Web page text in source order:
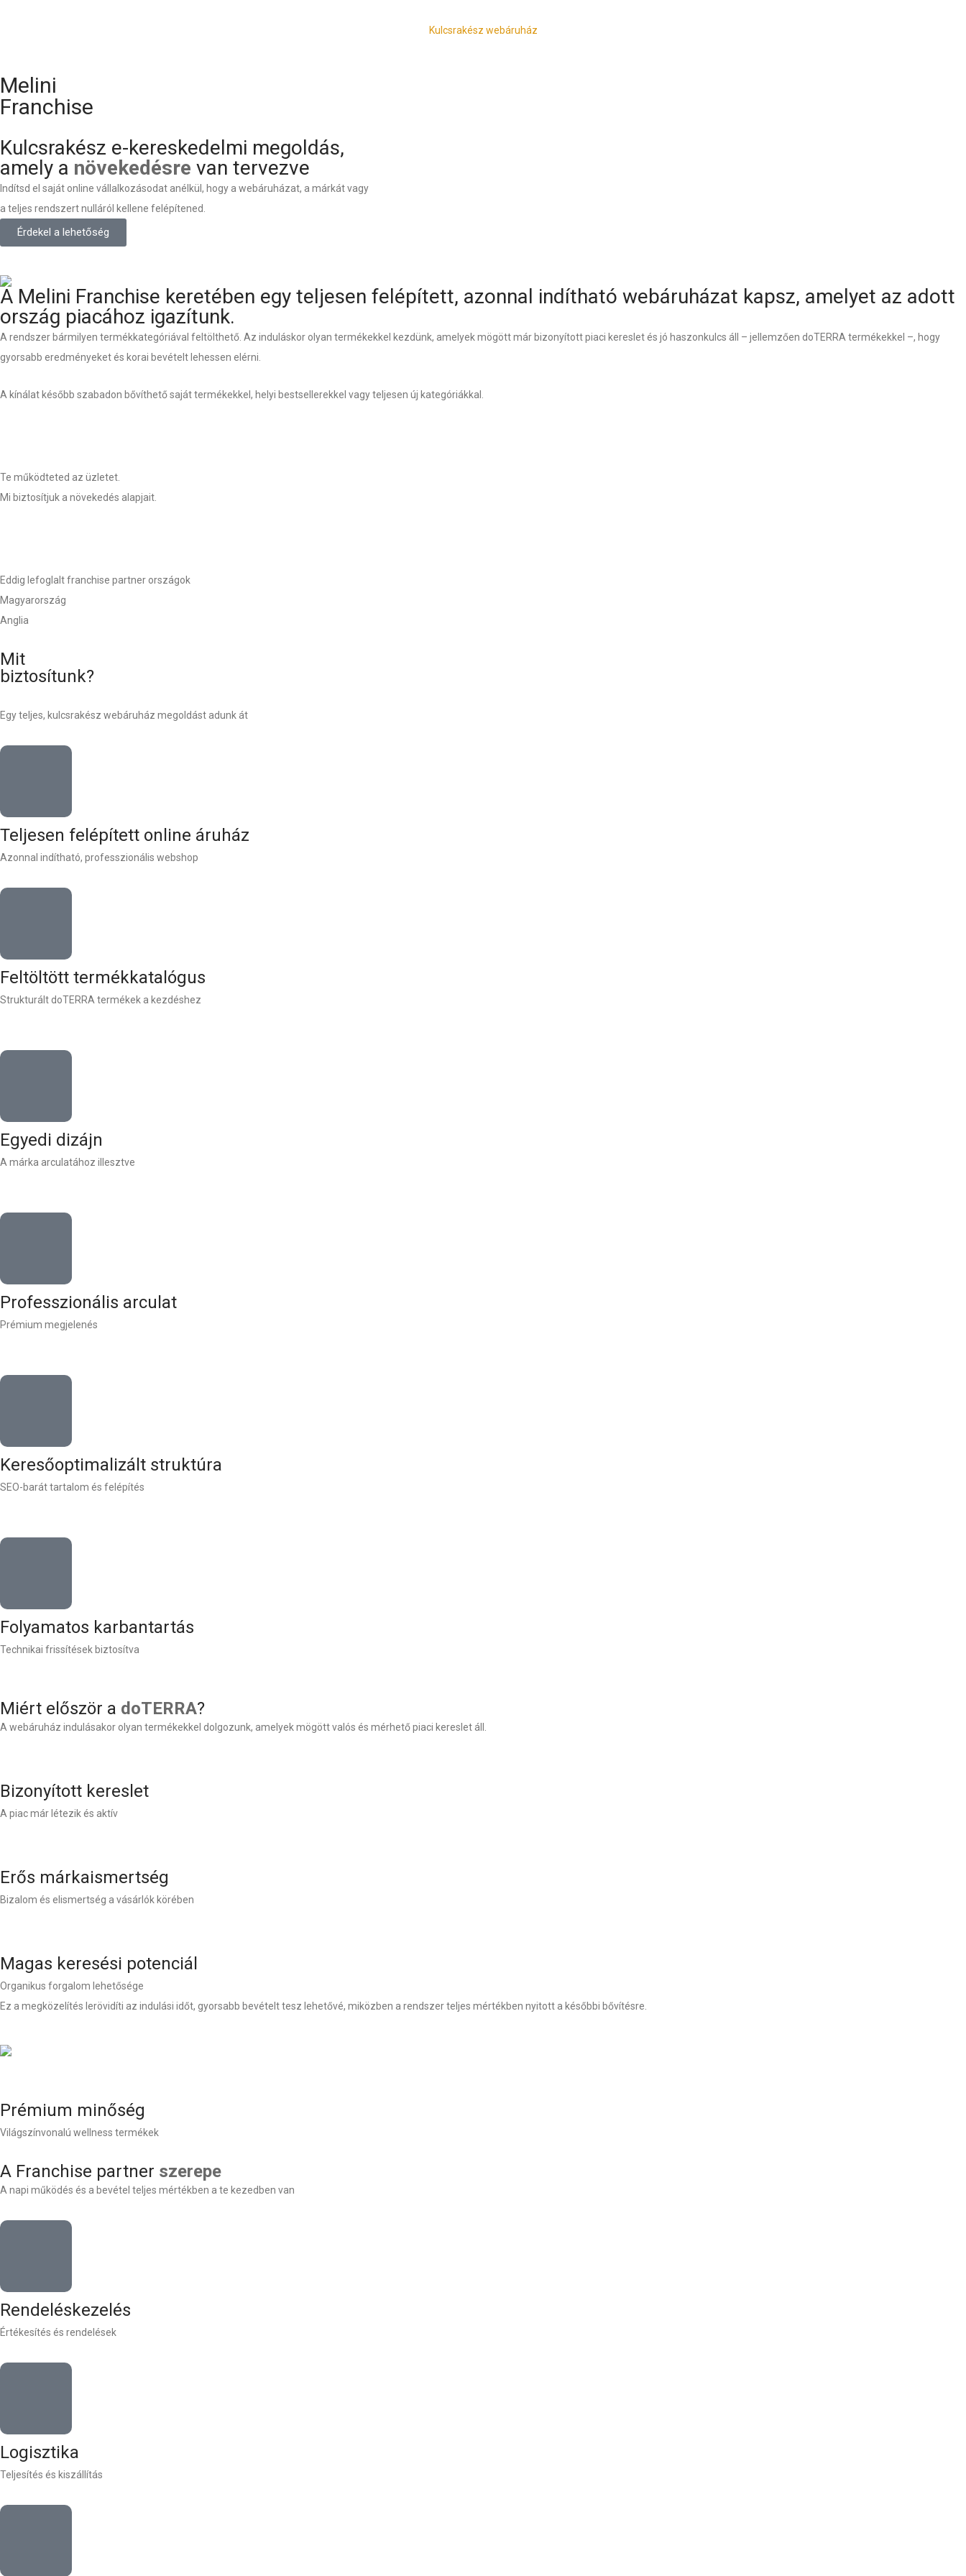
Kulcsrakész webáruház
Melini
Franchise
Kulcsrakész e-kereskedelmi megoldás,
amely a növekedésre van tervezve
Indítsd el saját online vállalkozásodat anélkül, hogy a webáruházat, a márkát vagy
a teljes rendszert nulláról kellene felépítened.
Érdekel a lehetőség
A Melini Franchise keretében egy teljesen felépített, azonnal indítható webáruházat kapsz, amelyet az adott
ország piacához igazítunk.
A rendszer bármilyen termékkategóriával feltölthető. Az induláskor olyan termékekkel kezdünk, amelyek mögött már bizonyított piaci kereslet és jó haszonkulcs áll – jellemzően doTERRA termékekkel –, hogy
gyorsabb eredményeket és korai bevételt lehessen elérni.
A kínálat később szabadon bővíthető saját termékekkel, helyi bestsellerekkel vagy teljesen új kategóriákkal.
Te működteted az üzletet.
Mi biztosítjuk a növekedés alapjait.
Eddig lefoglalt franchise partner országok
Magyarország
Anglia
Mit
biztosítunk?
Egy teljes, kulcsrakész webáruház megoldást adunk át
Teljesen felépített online áruház
Azonnal indítható, professzionális webshop
Feltöltött termékkatalógus
Strukturált doTERRA termékek a kezdéshez
Egyedi dizájn
A márka arculatához illesztve
Professzionális arculat
Prémium megjelenés
Keresőoptimalizált struktúra
SEO-barát tartalom és felépítés
Folyamatos karbantartás
Technikai frissítések biztosítva
Miért először a doTERRA?
A webáruház indulásakor olyan termékekkel dolgozunk, amelyek mögött valós és mérhető piaci kereslet áll.
Bizonyított kereslet
A piac már létezik és aktív
Erős márkaismertség
Bizalom és elismertség a vásárlók körében
Magas keresési potenciál
Organikus forgalom lehetősége
Ez a megközelítés lerövidíti az indulási időt, gyorsabb bevételt tesz lehetővé, miközben a rendszer teljes mértékben nyitott a későbbi bővítésre.
Prémium minőség
Világszínvonalú wellness termékek
A Franchise partner szerepe
A napi működés és a bevétel teljes mértékben a te kezedben van
Rendeléskezelés
Értékesítés és rendelések
Logisztika
Teljesítés és kiszállítás